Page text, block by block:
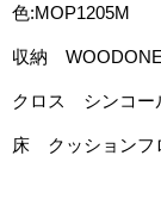
色:MOP1205M
収納
クロス シンコ
床 クッション